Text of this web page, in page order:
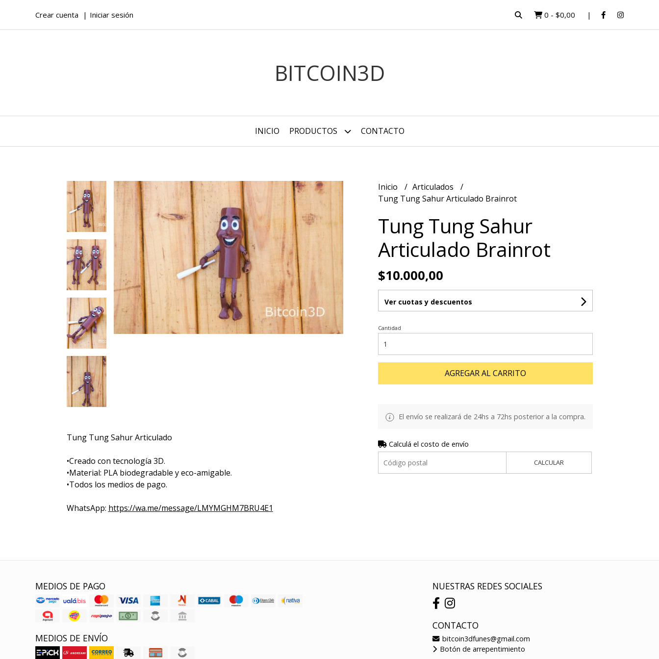
Crear cuenta Iniciar sesión 0 - $0,00
BITCOIN3D
INICIO PRODUCTOS CONTACTO
Tung Tung Sahur Articulado
•Creado con tecnología 3D.
•Material: PLA biodegradable y eco-amigable.
•Todos los medios de pago.
WhatsApp: https://wa.me/message/LMYMGHM7BRU4E1
Inicio
Articulados
Tung Tung Sahur Articulado Brainrot
Tung Tung Sahur
Articulado Brainrot
$10.000,00
Ver cuotas y descuentos
Cantidad
AGREGAR AL CARRITO
El envío se realizará de 24hs a 72hs posterior a la compra.
Calculá el costo de envío
CALCULAR
MEDIOS DE PAGO
MEDIOS DE ENVÍO
NUESTRAS REDES SOCIALES
CONTACTO
bitcoin3dfunes@gmail.com
Botón de arrepentimiento